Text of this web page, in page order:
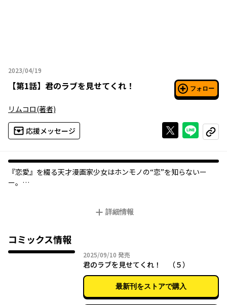
2023/04/19
2023年04月19日
【第1話】 君のラブを見せてくれ！ フォロー
リムコロ(著者)
応援メッセージ Xで投稿する
ライン
コピー
『恋愛』を綴る天才漫画家少女はホンモノの“恋”を知らないー
ー。
漫画家なのに、彼女には“恋する気持ち”がまったくわからず、ス
現れます。その男女との出会いにより、彼女・四條恋路による“ホ
ンモノの恋”調べが始まるのでした…！？
「世話やきキツネの仙狐さん」のリムコロが描く新たなる恋愛探
最新話は「コミックNewtype」本誌にて無料配信中
https://comic.webnewtype.com/contents/kimilove/
詳細情報
コミックス情報
2025/09/10 2025年09月10日
発売
君のラブを見せてくれ！ （５）
最新刊をストアで購入